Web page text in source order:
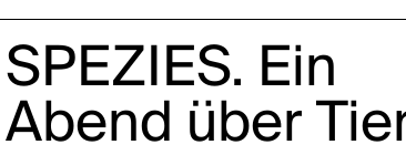
SPEZIES. Ein
Abend über